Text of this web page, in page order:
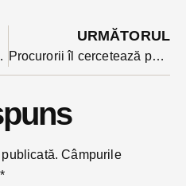
situație astăzi
URMĂTORUL
Procurorii îl cercetează pe omul de afaceri Gelu Drăgan sub control judiciar pentru episoadele ”termopan pe zidul Cetății Bistrița”
Câmpurile
*